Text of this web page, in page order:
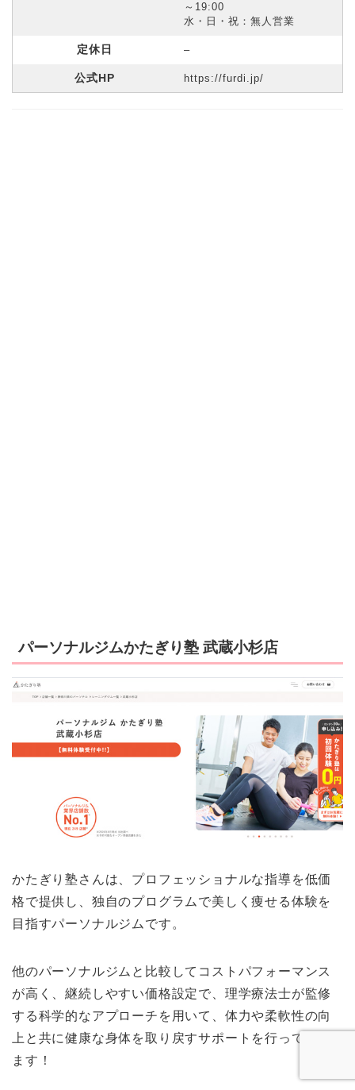
～19:00
水・日・祝：無人営業
定休日 –
公式HP https://furdi.jp/
パーソナルジムかたぎり塾 武蔵小杉店
かたぎり塾さんは、プロフェッショナルな指導を低価
格で提供し、独自のプログラムで美しく痩せる体験を
目指すパーソナルジムです。
他のパーソナルジムと比較してコストパフォーマンス
が高く、継続しやすい価格設定で、理学療法士が監修
する科学的なアプローチを用いて、体力や柔軟性の向
上と共に健康な身体を取り戻すサポートを行ってくれ
ます！